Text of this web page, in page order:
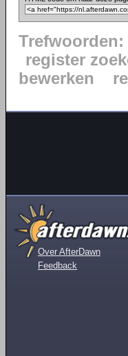
Trefwoorden:
register
bewerken
Over AfterDawn
Feedback